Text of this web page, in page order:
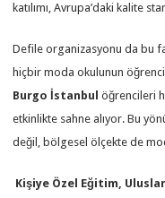
katılımı, Avrupa’daki kalite
Defile organizasyonu da bu
hiçbir moda okulunun
Burgo İstanbul öğrencileri
etkinlikte sahne alıyor. Bu
değil, bölgesel ölçekte de
Kişiye Özel Eğitim,